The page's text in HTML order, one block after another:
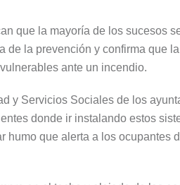
que la mayoría de los sucesos
la prevención y confirma que
ante un incendio.
y Servicios Sociales de los
donde ir instalando estos
que alerta a los ocupantes